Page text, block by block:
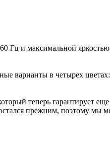
Гц и максимальной
варианты в четырех
теперь гарантирует
прежним, поэтому мы